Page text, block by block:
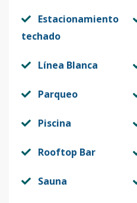
Estacionamiento
techado
Línea Blanca
Parqueo
Piscina
Rooftop Bar
Sauna